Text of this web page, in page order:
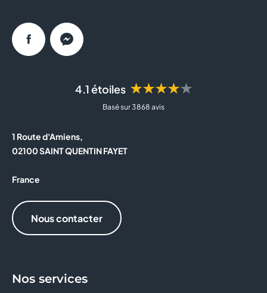
4.1 étoiles ★★★★★
Basé sur 3 868 avis
1 Route d'Amiens,
02100 SAINT QUENTIN FAYET
France
Nous contacter
Nos services
FacebookMessenger